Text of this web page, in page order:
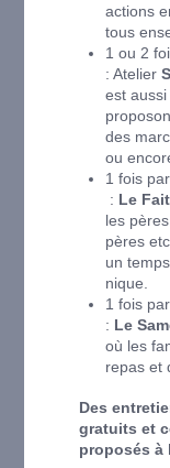
actions
tous
1 ou 2
: Atelier
est
des
ou
1 fois
: Le
les
pères
un
nique.
1 fois
: Le
où les
repas et
Des
gratuits et
proposés à